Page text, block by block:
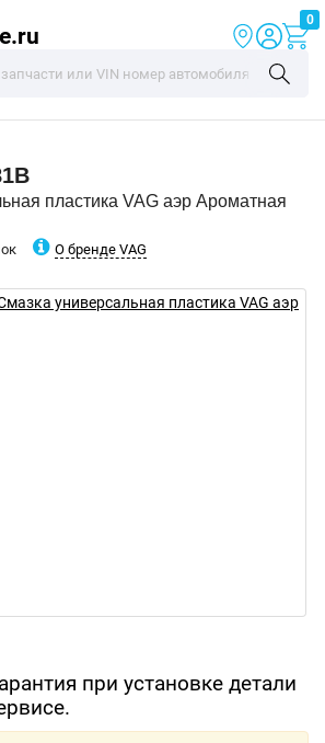
0
пластика VAG аэр Ароматная
О бренде VAG
при установке детали